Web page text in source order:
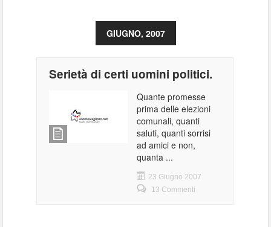
GIUGNO, 2007
Serietà di certi uomini politici.
Quante promesse
prima delle elezioni
comunali, quanti
saluti, quanti sorrisi
ad amici e non,
quanta ...
23 Giugno 2007
13 Commenti